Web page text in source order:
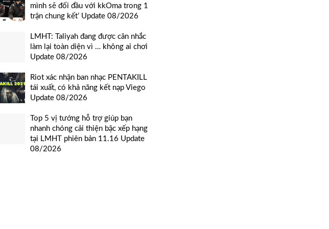
mình sẽ đối đầu với kkOma trong 1
trận chung kết’ Update 08/2026
LMHT: Taliyah đang được cân nhắc
làm lại toàn diện vì … không ai chơi
Update 08/2026
Riot xác nhận ban nhạc PENTAKILL
tái xuất, có khả năng kết nạp Viego
Update 08/2026
Top 5 vị tướng hỗ trợ giúp bạn
nhanh chóng cải thiện bậc xếp hạng
tại LMHT phiên bản 11.16 Update
08/2026